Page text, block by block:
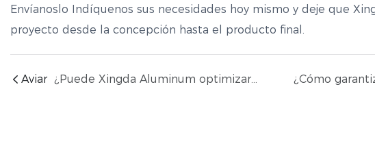
Envíanoslo Indíquenos sus necesidades hoy mismo y deje que
proyecto desde la concepción hasta el producto final.
Aviar ¿Puede Xingda Aluminum optimizar el diseño de sus perfiles de aluminio para reducir los costes de material sin comprometer la resistencia?